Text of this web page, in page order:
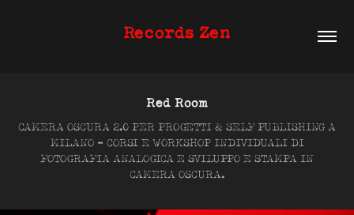
Records Zen
Red Room
CAMERA OSCURA 2.0 PER PROGETTI & SELF PUBLISHING A
MILANO ​​- CORSI E WORKSHOP INDIVIDUALI DI
FOTOGRAFIA ANALOGICA E SVILUPPO E STAMPA IN
CAMERA OSCURA.